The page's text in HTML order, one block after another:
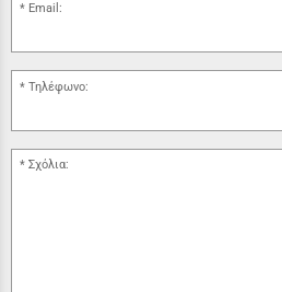
Email:
Τηλέφωνο:
Σχόλια: